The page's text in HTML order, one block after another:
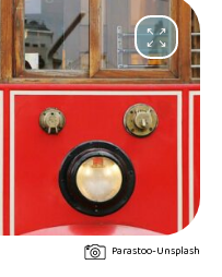
Parastoo-Unsplash